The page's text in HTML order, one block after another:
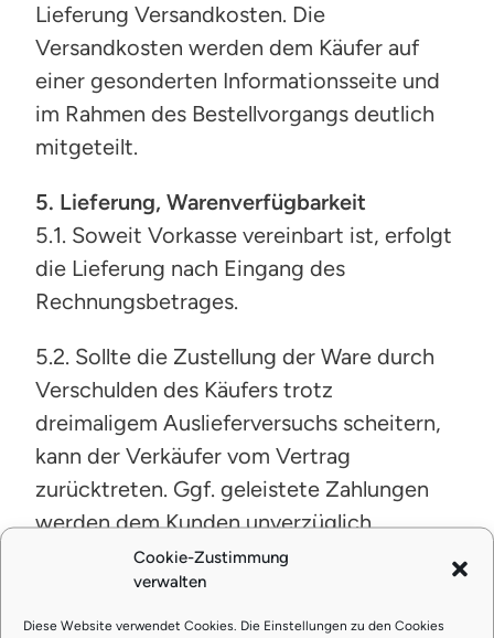
Cookie-Zustimmung
verwalten
Diese Website verwendet Cookies. Die Einstellungen zu den Cookies
Lieferung Versandkosten. Die
Versandkosten werden dem Käufer auf
einer gesonderten Informationsseite und
im Rahmen des Bestellvorgangs deutlich
mitgeteilt.
5. Lieferung, Warenverfügbarkeit
5.1. Soweit Vorkasse vereinbart ist, erfolgt
die Lieferung nach Eingang des
Rechnungsbetrages.
5.2. Sollte die Zustellung der Ware durch
Verschulden des Käufers trotz
dreimaligem Auslieferversuchs scheitern,
kann der Verkäufer vom Vertrag
zurücktreten. Ggf. geleistete Zahlungen
werden dem Kunden unverzüglich